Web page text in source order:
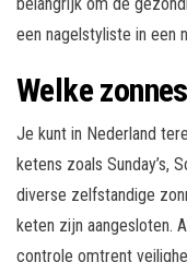
een nagelstyliste in een
Welke
Je kunt in Nederland
ketens zoals Sunday’s,
diverse zelfstandige
keten zijn aangesloten.
controle omtrent